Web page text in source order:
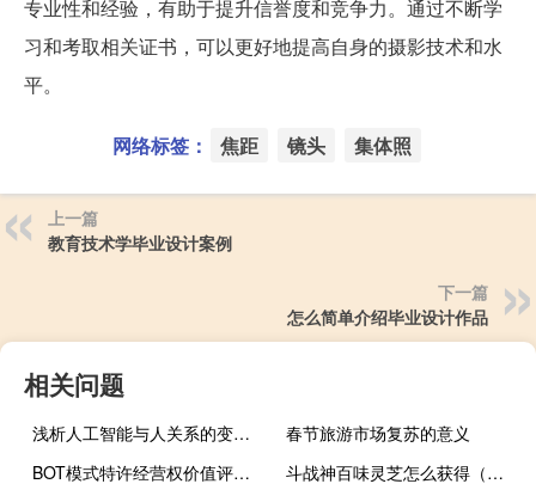
专业性和经验，有助于提升信誉度和竞争力。通过不断学
习和考取相关证书，可以更好地提高自身的摄影技术和水
平。
网络标签： 焦距 镜头 集体照
上一篇
教育技术学毕业设计案例
下一篇
怎么简单介绍毕业设计作品
相关问题
浅析人工智能与人关系的变化趋势,基于物质和意识内容的人工智能本质及发展趋势分析...
春节旅游市场复苏的意义
BOT模式特许经营权价值评估相关理论概述,我可以知道在BOT模式下高速公路有哪些特许经营权吗？
斗战神百味灵芝怎么获得（斗战神百味灵芝）